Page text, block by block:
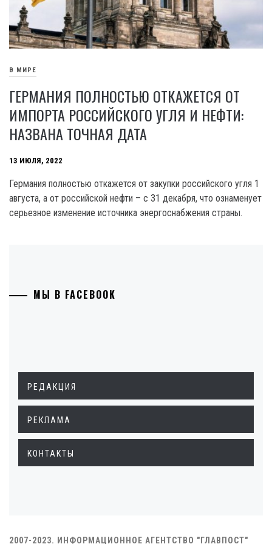
В МИРЕ
ГЕРМАНИЯ ПОЛНОСТЬЮ ОТКАЖЕТСЯ ОТ
ИМПОРТА РОССИЙСКОГО УГЛЯ И НЕФТИ:
НАЗВАНА ТОЧНАЯ ДАТА
13 ИЮЛЯ, 2022
Германия полностью откажется от закупки российского угля 1
августа, а от российской нефти – с 31 декабря, что ознаменует
серьезное изменение источника энергоснабжения страны.
МЫ В FACEBOOK
РЕДАКЦИЯ
РЕКЛАМА
КОНТАКТЫ
2007-2023. ИНФОРМАЦИОННОЕ АГЕНТСТВО "ГЛАВПОСТ"